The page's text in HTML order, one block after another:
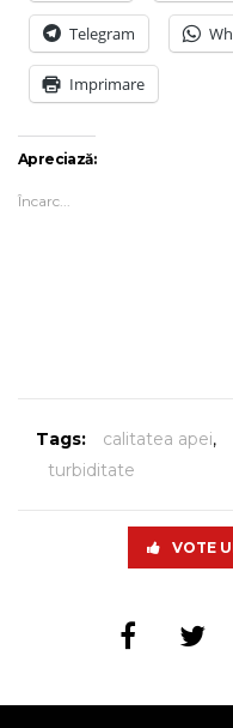
Telegram
Imprimare
Apreciază:
Încarc...
Tags: calitatea apei,
turbiditate
VOTE